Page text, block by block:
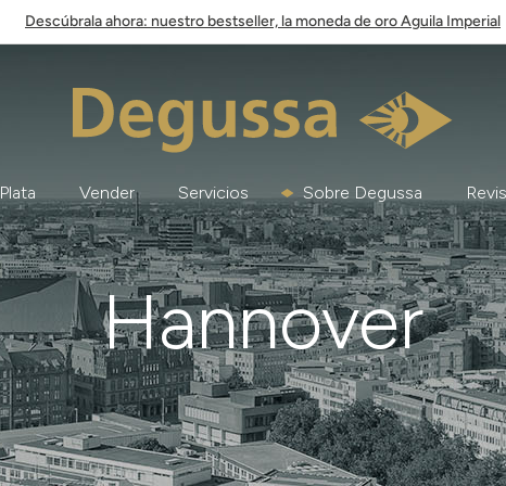
Descúbrala ahora: nuestro bestseller, la moneda de oro Aguila Imperial
Plata Vender Servicios Sobre Degussa
Hannover